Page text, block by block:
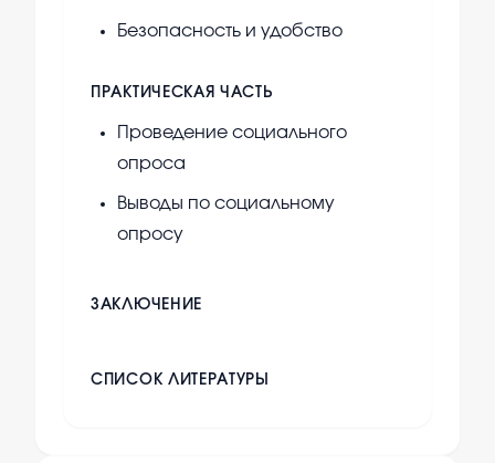
Безопасность и удобство
ПРАКТИЧЕСКАЯ ЧАСТЬ
Проведение социального
опроса
Выводы по социальному
опросу
ЗАКЛЮЧЕНИЕ
СПИСОК ЛИТЕРАТУРЫ